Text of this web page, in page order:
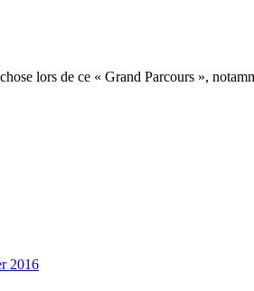
lors de ce « Grand Parcours »,
2016